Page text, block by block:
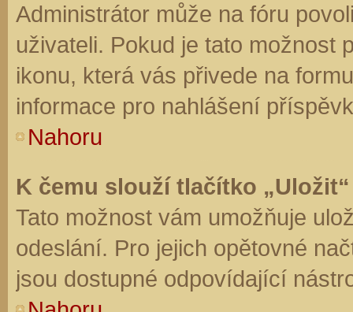
Administrátor může na fóru
uživateli. Pokud je tato možnost
ikonu, která vás přivede na
informace pro nahlášení
Nahoru
K čemu slouží tlačítko
Tato možnost vám umožňuje
odeslání. Pro jejich opětovné
jsou dostupné odpovídající